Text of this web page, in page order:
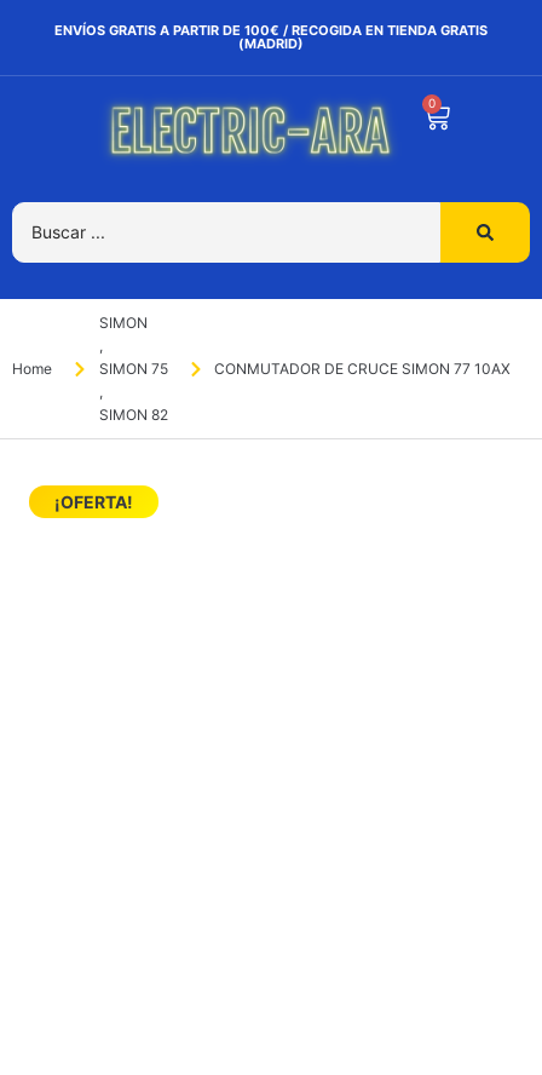
ENVÍOS GRATIS A PARTIR DE 100€ / RECOGIDA EN TIENDA GRATIS
(MADRID)
0
Home
SIMON
,
SIMON 75
,
SIMON 82
CONMUTADOR DE CRUCE SIMON 77 10AX
¡OFERTA!